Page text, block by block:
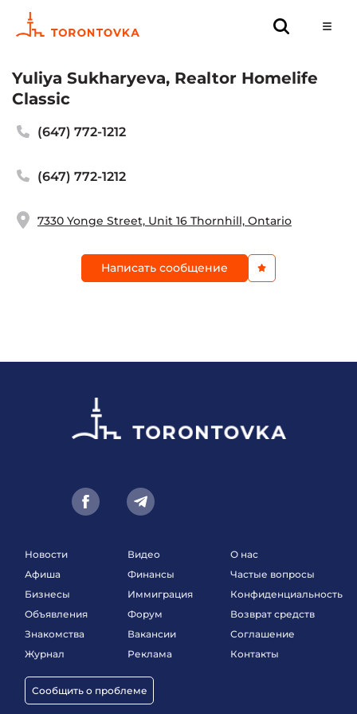
Yuliya Sukharyeva, Realtor Homelife
Classic
(647) 772-1212
(647) 772-1212
7330 Yonge Street, Unit 16 Thornhill, Ontario
Написать сообщение
Новости
Афиша
Бизнесы
Объявления
Знакомства
Журнал
Сообщить о проблеме
Видео
Финансы
Иммиграция
Форум
Вакансии
Реклама
О нас
Частые вопросы
Конфиденциальность
Возврат средств
Соглашение
Контакты